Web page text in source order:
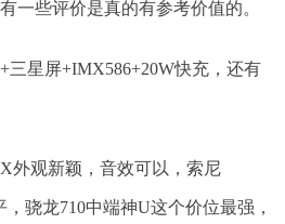
一些评价是真的有参考价值的。
外观新颖，音效可以，索尼
骁龙710中端神U这个价位最强，